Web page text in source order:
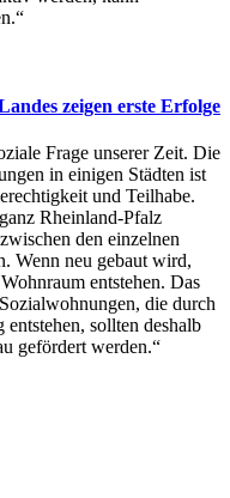
zeigen erste Erfolge
Frage unserer Zeit. Die
in einigen Städten ist
und Teilhabe.
Rheinland-Pfalz
den einzelnen
Wenn neu gebaut wird,
entstehen. Das
die durch
sollten deshalb
gefördert werden.“